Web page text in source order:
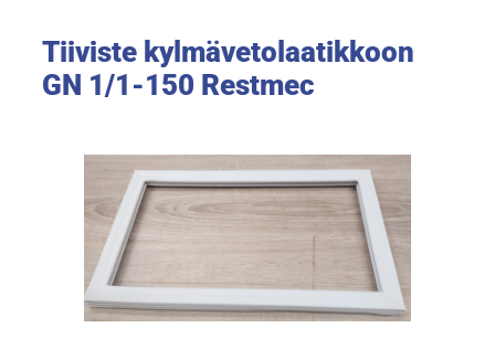
Tiiviste kylmävetolaatikkoon
GN 1/1-150 Restmec